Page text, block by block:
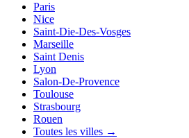
Paris
Nice
Saint-Die-Des-Vosges
Marseille
Saint Denis
Lyon
Salon-De-Provence
Toulouse
Strasbourg
Rouen
Toutes les villes →